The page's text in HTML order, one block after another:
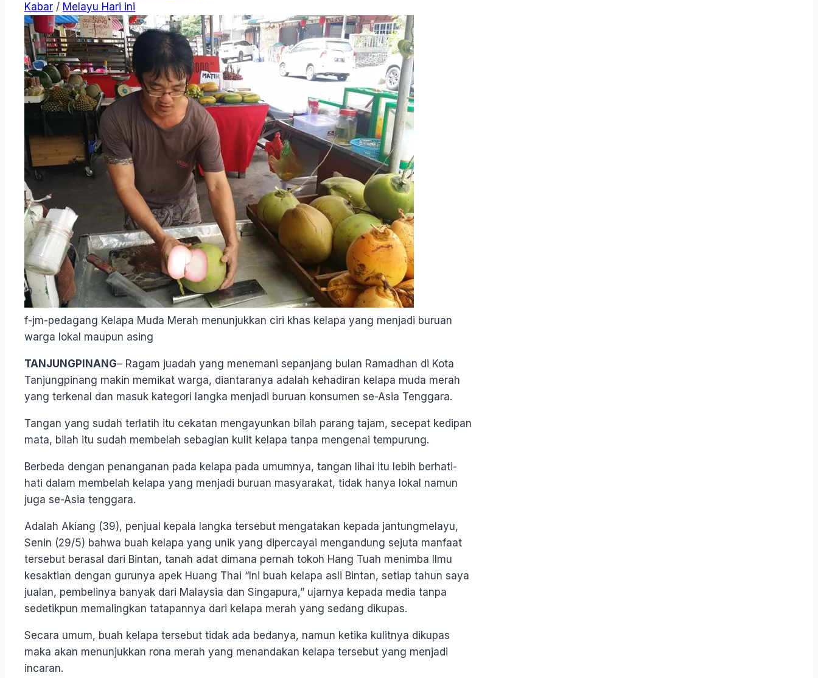
Kabar / Melayu Hari ini
f-jm-pedagang Kelapa Muda Merah menunjukkan ciri khas kelapa yang menjadi buruan
warga lokal maupun asing
TANJUNGPINANG– Ragam juadah yang menemani sepanjang bulan Ramadhan di Kota
Tanjungpinang makin memikat warga, diantaranya adalah kehadiran kelapa muda merah
yang terkenal dan masuk kategori langka menjadi buruan konsumen se-Asia Tenggara.
Tangan yang sudah terlatih itu cekatan mengayunkan bilah parang tajam, secepat kedipan
mata, bilah itu sudah membelah sebagian kulit kelapa tanpa mengenai tempurung.
Berbeda dengan penanganan pada kelapa pada umumnya, tangan lihai itu lebih berhati-
hati dalam membelah kelapa yang menjadi buruan masyarakat, tidak hanya lokal namun
juga se-Asia tenggara.
Adalah Akiang (39), penjual kepala langka tersebut mengatakan kepada jantungmelayu,
Senin (29/5) bahwa buah kelapa yang unik yang dipercayai mengandung sejuta manfaat
tersebut berasal dari Bintan, tanah adat dimana pernah tokoh Hang Tuah menimba Ilmu
kesaktian dengan gurunya apek Huang Thai “Ini buah kelapa asli Bintan, setiap tahun saya
jualan, pembelinya banyak dari Malaysia dan Singapura,” ujarnya kepada media tanpa
sedetikpun memalingkan tatapannya dari kelapa merah yang sedang dikupas.
Secara umum, buah kelapa tersebut tidak ada bedanya, namun ketika kulitnya dikupas
maka akan menunjukkan rona merah yang menandakan kelapa tersebut yang menjadi
incaran.